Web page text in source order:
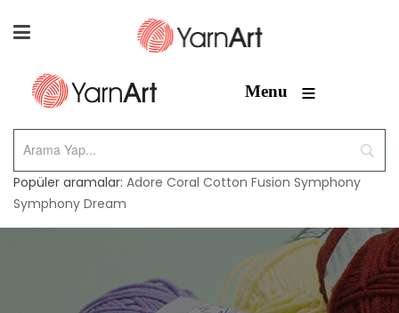
Menu ≡
Popüler aramalar: Adore Coral Cotton Fusion Symphony
Symphony Dream